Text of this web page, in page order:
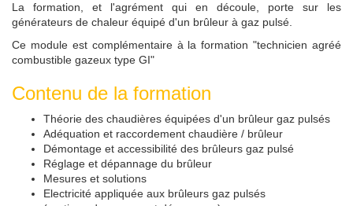
La formation, et l'agrément qui en découle, porte sur les
générateurs de chaleur équipé d'un brûleur à gaz pulsé.
Ce module est complémentaire à la formation "technicien agréé
combustible gazeux type GI"
Contenu de la formation
Théorie des chaudières équipées d'un brûleur gaz pulsés
Adéquation et raccordement chaudière / brûleur
Démontage et accessibilité des brûleurs gaz pulsé
Réglage et dépannage du brûleur
Mesures et solutions
Electricité appliquée aux brûleurs gaz pulsés